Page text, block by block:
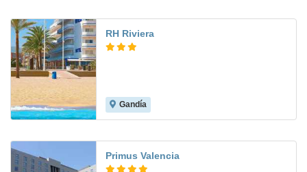
RH Riviera
Gandía
Primus Valencia